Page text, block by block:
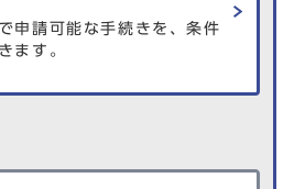
申請可能な手続きを、条件
ます。